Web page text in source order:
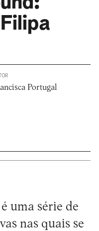
Portugal
uma série de
nas quais se